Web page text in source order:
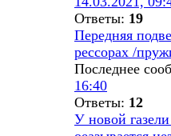
Ответы: 19
Передняя
рессорах /
Последнее
16:40
Ответы: 12
У новой